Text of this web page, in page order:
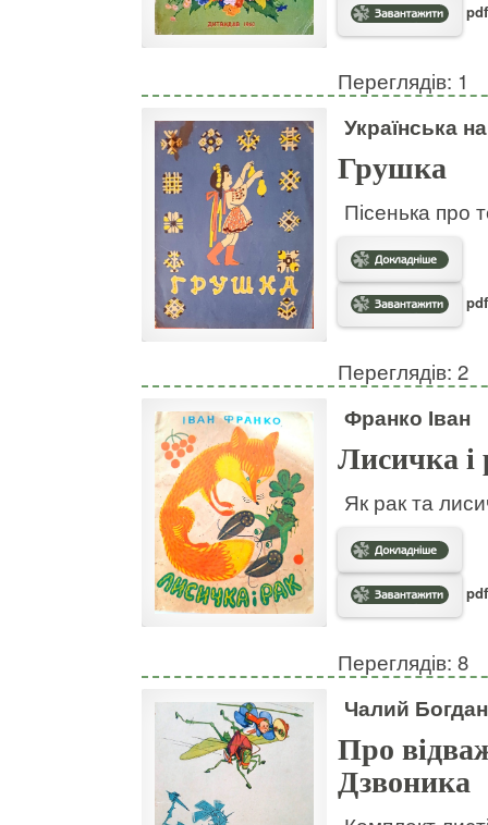
Переглядів: 1
Українська
Грушка
Пісенька про
Переглядів: 2
Франко Іван
Лисичка і
Як рак та
Переглядів: 8
Чалий
Про
Дзвоника